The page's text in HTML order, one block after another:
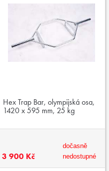
Hex Trap Bar, olympijská osa,
1420 x 595 mm, 25 kg
3 900 Kč
dočasně
nedostupné